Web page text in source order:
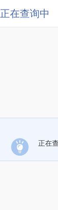
正在查询中
正在